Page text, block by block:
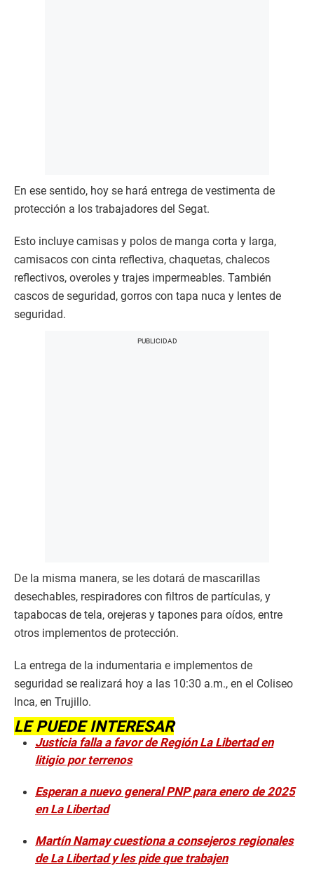
En ese sentido, hoy se hará entrega de vestimenta de
protección a los trabajadores del Segat.
Esto incluye camisas y polos de manga corta y larga,
camisacos con cinta reflectiva, chaquetas, chalecos
reflectivos, overoles y trajes impermeables. También
cascos de seguridad, gorros con tapa nuca y lentes de
seguridad.
De la misma manera, se les dotará de mascarillas
desechables, respiradores con filtros de partículas, y
tapabocas de tela, orejeras y tapones para oídos, entre
otros implementos de protección.
La entrega de la indumentaria e implementos de
seguridad se realizará hoy a las 10:30 a.m., en el Coliseo
Inca, en Trujillo.
LE PUEDE INTERESAR
Justicia falla a favor de Región La Libertad en
litigio por terrenos
Esperan a nuevo general PNP para enero de 2025
en La Libertad
Martín Namay cuestiona a consejeros regionales
de La Libertad y les pide que trabajen